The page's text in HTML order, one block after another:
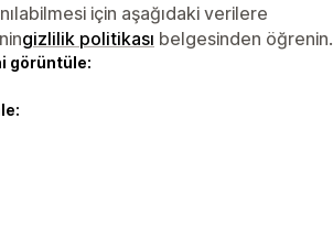
için aşağıdaki verilere
gizlilik politikası belgesinden öğrenin.
görüntüle: